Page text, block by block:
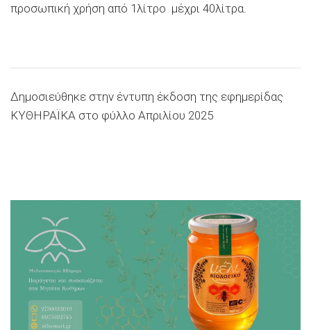
προσωπική χρήση από 1λίτρο μέχρι 40λίτρα.
Δημοσιεύθηκε στην έντυπη έκδοση της εφημερίδας
ΚΥΘΗΡΑΪΚΑ στο φύλλο Απριλίου 2025